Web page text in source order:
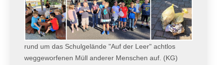
rund um das Schulgelände "Auf der Leer" achtlos
weggeworfenen Müll anderer Menschen auf. (KG)